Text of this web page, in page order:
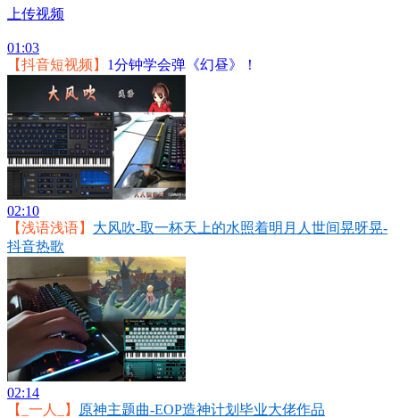
上传视频
01:03
【抖音短视频】 1分钟学会弹《幻昼》！
02:10
【浅语浅语】 大风吹-取一杯天上的水照着明月人世间晃呀晃-
抖音热歌
02:14
【_一人_】
原神主题曲-EOP造神计划毕业大佬作品